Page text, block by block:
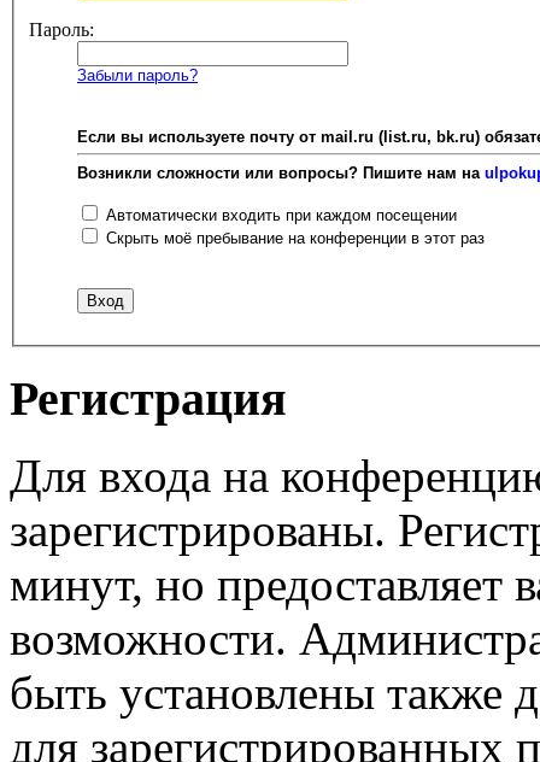
Пароль:
Забыли пароль?
Если вы используете почту от mail.ru (list.ru, bk.ru)
Возникли сложности или вопросы? Пишите нам на
Автоматически входить при каждом посещении
Скрыть моё пребывание на конференции в этот раз
Регистрация
Для входа на
зарегистрированы.
минут, но предоставляет
возможности.
быть установлены также
для зарегистрированных